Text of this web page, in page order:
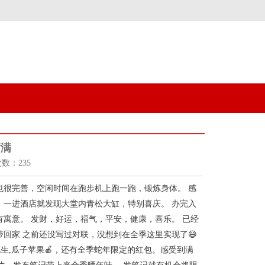
：235
完善，空闲时间在跑步机上跑一跑，锻炼身体。 感
进酒店就发现大堂内青松大缸，特别喜庆。 办完入
意。 发财，好运，福气，平安，健康，喜乐。 已经
家 之前还没写过对联，没想到在全季这里实现了😄
,瓜子苹果🍎，还有全季蛇年限定的红包。感受到满